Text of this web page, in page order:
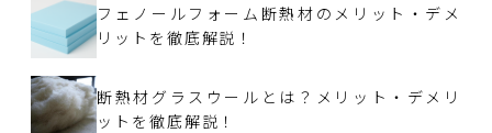
フェノールフォーム断熱材のメリット・デメ
リットを徹底解説！
断熱材グラスウールとは？メリット・デメリ
ットを徹底解説！